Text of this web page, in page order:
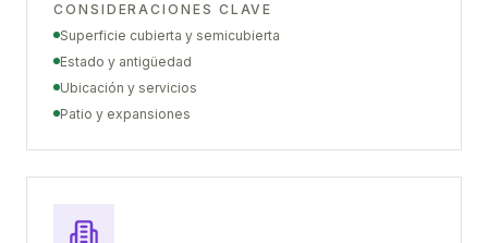
CONSIDERACIONES CLAVE
Superficie cubierta y semicubierta
Estado y antigüedad
Ubicación y servicios
Patio y expansiones